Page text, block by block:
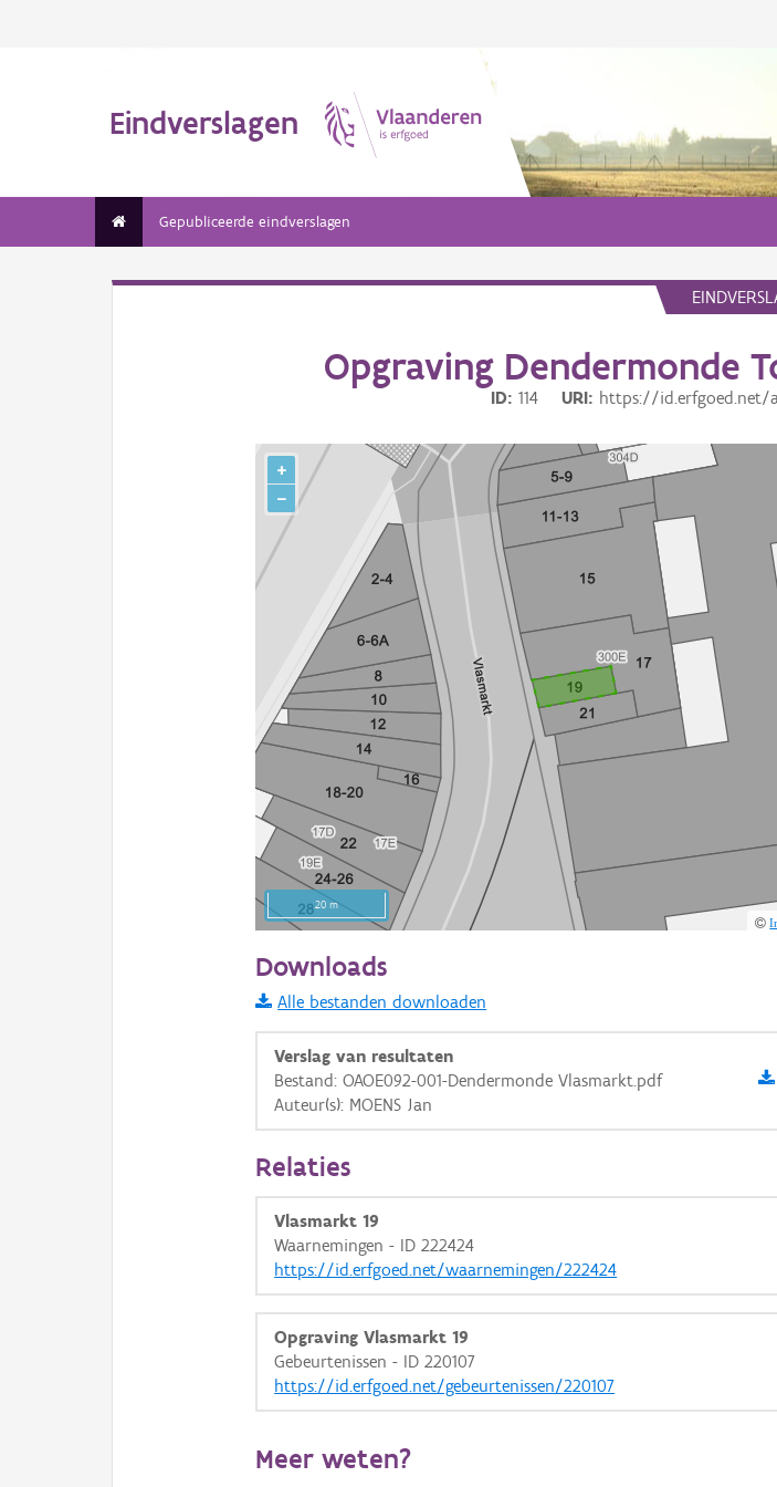
Eindverslagen
Gepubliceerde eindverslagen
Opgraving Dendermonde
ID 114 URI https://id.erfgoed.net/
20 m
+
−
Basis Lagen
OSM-Basiskaart
Ortho
GRB-Basiskaart
Downloads
Alle bestanden downloaden
Verslag van resultaten
Bestand: OAOE092-001-Dendermonde Vlasmarkt.pdf
Auteur(s): MOENS Jan
Relaties
Vlasmarkt 19
Waarnemingen - ID 222424
https://id.erfgoed.net/waarnemingen/222424
Opgraving Vlasmarkt 19
Gebeurtenissen - ID 220107
https://id.erfgoed.net/gebeurtenissen/220107
Meer weten?